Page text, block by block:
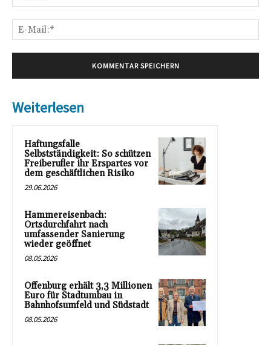
Weiterlesen
Haftungsfalle
Selbstständigkeit: So schützen
Freiberufler ihr Erspartes vor
dem geschäftlichen Risiko
29.06.2026
Hammereisenbach:
Ortsdurchfahrt nach
umfassender Sanierung
wieder geöffnet
08.05.2026
Offenburg erhält 3,3 Millionen
Euro für Stadtumbau in
Bahnhofsumfeld und Südstadt
08.05.2026